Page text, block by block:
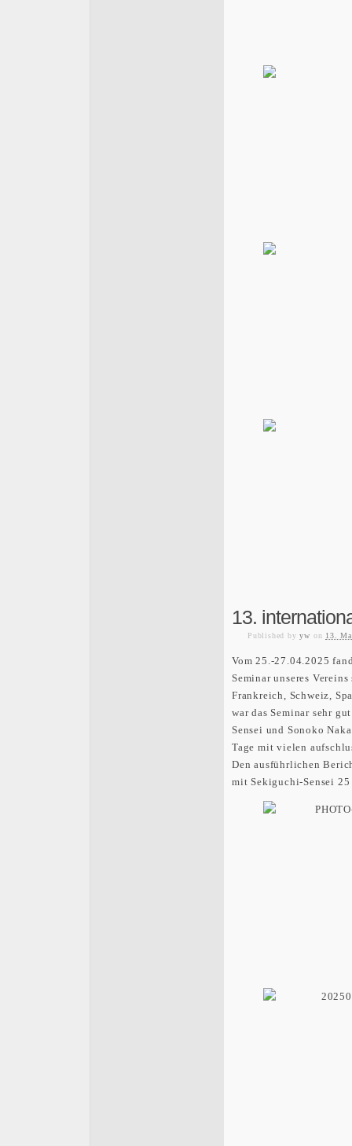
13.
Published by yw on 13.
Vom 25.-27.04.2025
Seminar unseres
Frankreich, Schweiz,
war das Seminar sehr
Sensei und Sonoko
Tage mit vielen
Den ausführlichen
mit Sekiguchi-Sensei 25